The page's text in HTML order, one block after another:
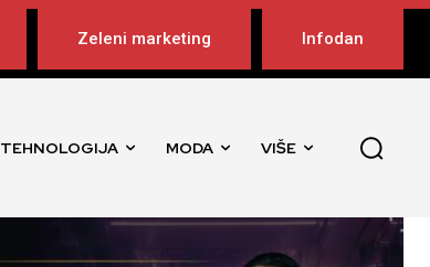
Zeleni marketing Infodan
TEHNOLOGIJA MODA VIŠE